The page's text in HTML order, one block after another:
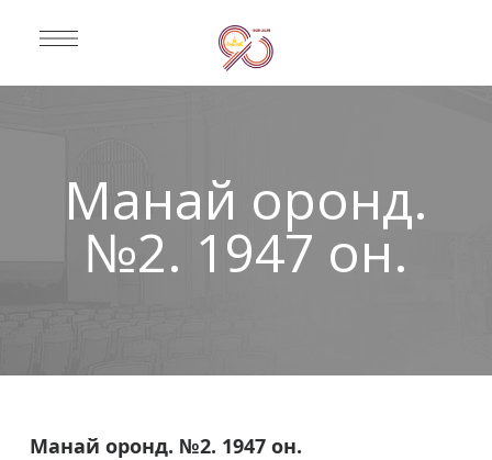
Манай оронд.
№2. 1947 он.
Манай оронд. №2. 1947 он.